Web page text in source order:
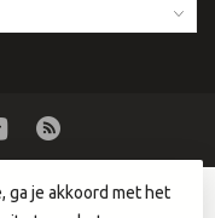
ga je akkoord met het